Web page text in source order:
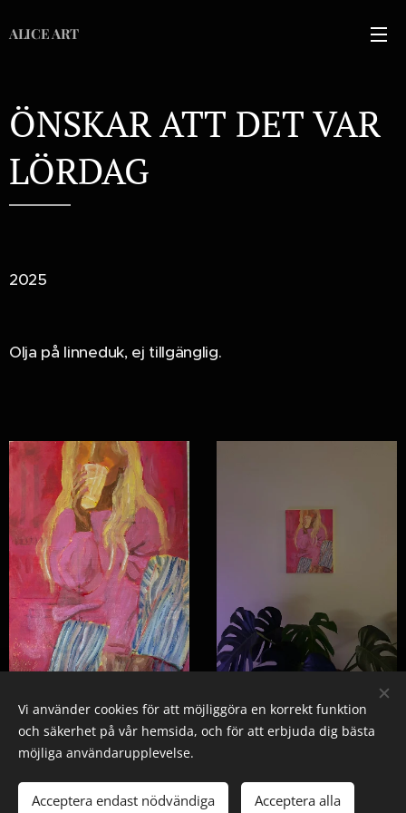
ALICE ART
ÖNSKAR ATT DET VAR
LÖRDAG
2025
Olja på linneduk, ej tillgänglig.
Skapad medWebnode Cookies
Vi använder cookies för att möjliggöra en korrekt funktion
och säkerhet på vår hemsida, och för att erbjuda dig bästa
möjliga användarupplevelse.
Acceptera endast nödvändiga Acceptera alla